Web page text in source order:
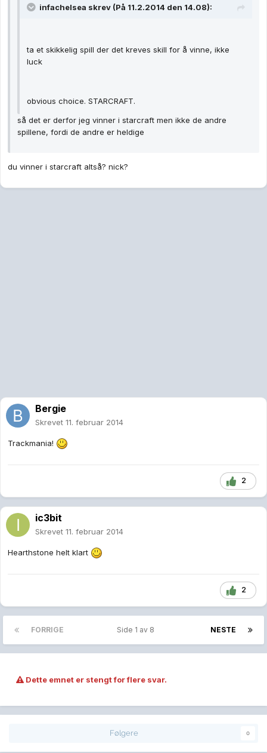
infachelsea skrev (På 11.2.2014 den 14.08):
ta et skikkelig spill der det kreves skill for å vinne, ikke
luck
obvious choice. STARCRAFT.
så det er derfor jeg vinner i starcraft men ikke de andre
spillene, fordi de andre er heldige
du vinner i starcraft altså? nick?
Bergie
Skrevet 11. februar 2014
Trackmania!
2
ic3bit
Skrevet 11. februar 2014
Hearthstone helt klart
2
FORRIGE NESTE
Side 1 av 8
Dette emnet er stengt for flere svar.
Følgere 0